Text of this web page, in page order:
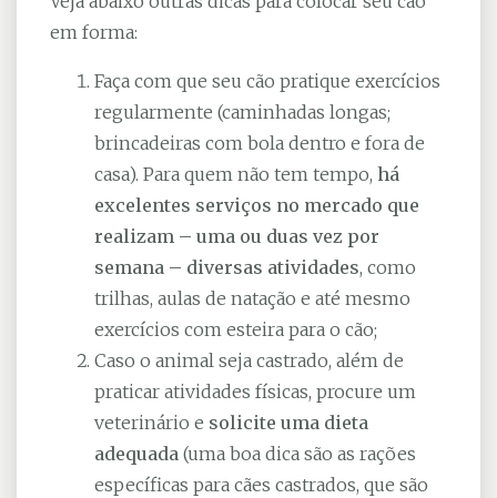
em forma:
Faça com que seu cão pratique exercícios
regularmente (caminhadas longas;
brincadeiras com bola dentro e fora de
casa). Para quem não tem tempo, há
excelentes serviços no mercado que
realizam – uma ou duas vez por
semana – diversas atividades, como
trilhas, aulas de natação e até mesmo
exercícios com esteira para o cão;
Caso o animal seja castrado, além de
praticar atividades físicas, procure um
veterinário e solicite uma dieta
adequada (uma boa dica são as rações
específicas para cães castrados, que são